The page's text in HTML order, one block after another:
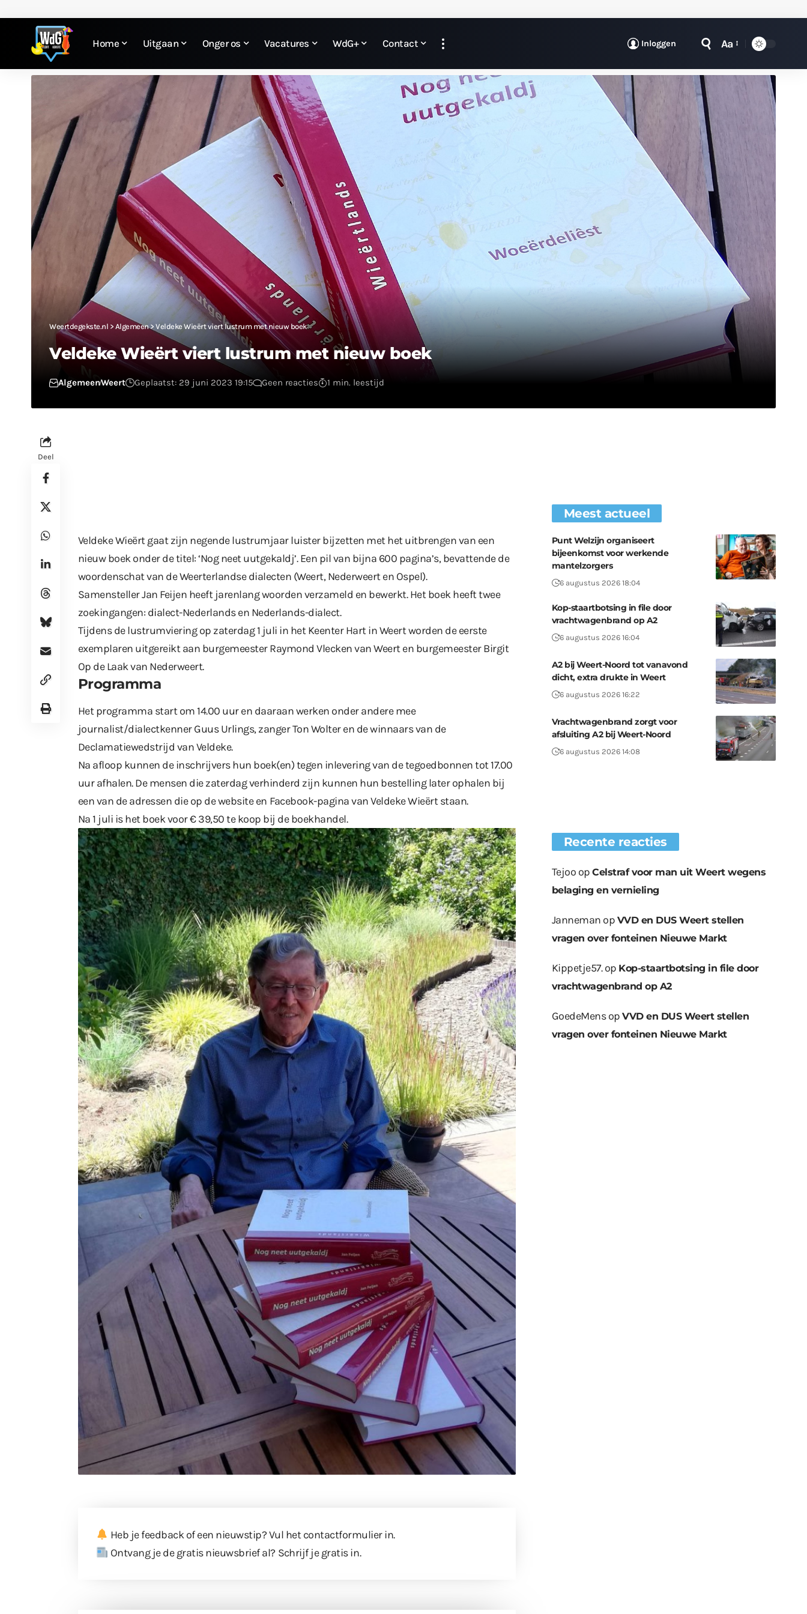
Home Uitgaan Onger os Vacatures WdG+ Contact Inloggen Aa
Weertdegekste.nl > Algemeen> Veldeke Wieërt viert lustrum met nieuw boek
Veldeke Wieërt viert lustrum met nieuw boek
AlgemeenWeert Geplaatst: 29 juni 2023 19:15 Geen reacties 1 min. leestijd
Deel
Veldeke Wieërt gaat zijn negende lustrumjaar luister bijzetten met het uitbrengen van een
nieuw boek onder de titel: ‘Nog neet uutgekaldj’. Een pil van bijna 600 pagina’s, bevattende de
woordenschat van de Weerterlandse dialecten (Weert, Nederweert en Ospel).
Samensteller Jan Feijen heeft jarenlang woorden verzameld en bewerkt. Het boek heeft twee
zoekingangen: dialect-Nederlands en Nederlands-dialect.
Tijdens de lustrumviering op zaterdag 1 juli in het Keenter Hart in Weert worden de eerste
exemplaren uitgereikt aan burgemeester Raymond Vlecken van Weert en burgemeester Birgit
Op de Laak van Nederweert.
Programma
Het programma start om 14.00 uur en daaraan werken onder andere mee
journalist/dialectkenner Guus Urlings, zanger Ton Wolter en de winnaars van de
Declamatiewedstrijd van Veldeke.
Na afloop kunnen de inschrijvers hun boek(en) tegen inlevering van de tegoedbonnen tot 17.00
uur afhalen. De mensen die zaterdag verhinderd zijn kunnen hun bestelling later ophalen bij
een van de adressen die op dewebsiteen Facebook-paginavan Veldeke Wieërt staan.
Na 1 juli is het boek voor € 39,50 te koop bij de boekhandel.
Heb je feedback of een nieuwstip? Vul het contactformulierin.
Ontvang je de gratis nieuwsbrief al? Schrijf je gratis in.
Meest actueel
Punt Welzijn organiseert
bijeenkomst voor werkende
mantelzorgers
6 augustus 2026 18:04
Kop-staartbotsing in file door
vrachtwagenbrand op A2
6 augustus 2026 16:04
A2 bij Weert-Noord tot vanavond
dicht, extra drukte in Weert
6 augustus 2026 16:22
Vrachtwagenbrand zorgt voor
afsluiting A2 bij Weert-Noord
6 augustus 2026 14:08
Recente reacties
Tejoo opCelstraf voor man uit Weert wegens
belaging en vernieling
Janneman op VVD en DUS Weert stellen
vragen over fonteinen Nieuwe Markt
Kippetje57.op Kop-staartbotsing in file door
vrachtwagenbrand op A2
GoedeMensopVVD en DUS Weert stellen
vragen over fonteinen Nieuwe Markt